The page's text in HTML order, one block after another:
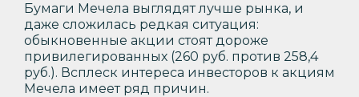
Бумаги Мечела выглядят лучше рынка, и
даже сложилась редкая ситуация:
обыкновенные акции стоят дороже
привилегированных (260 руб. против 258,4
руб.). Всплеск интереса инвесторов к акциям
Мечела имеет ряд причин.